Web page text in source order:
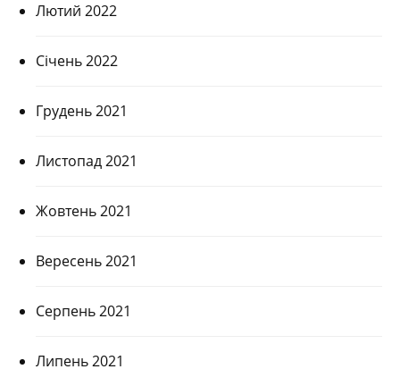
Лютий 2022
Січень 2022
Грудень 2021
Листопад 2021
Жовтень 2021
Вересень 2021
Серпень 2021
Липень 2021